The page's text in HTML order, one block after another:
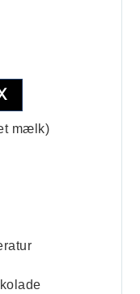
mælk)